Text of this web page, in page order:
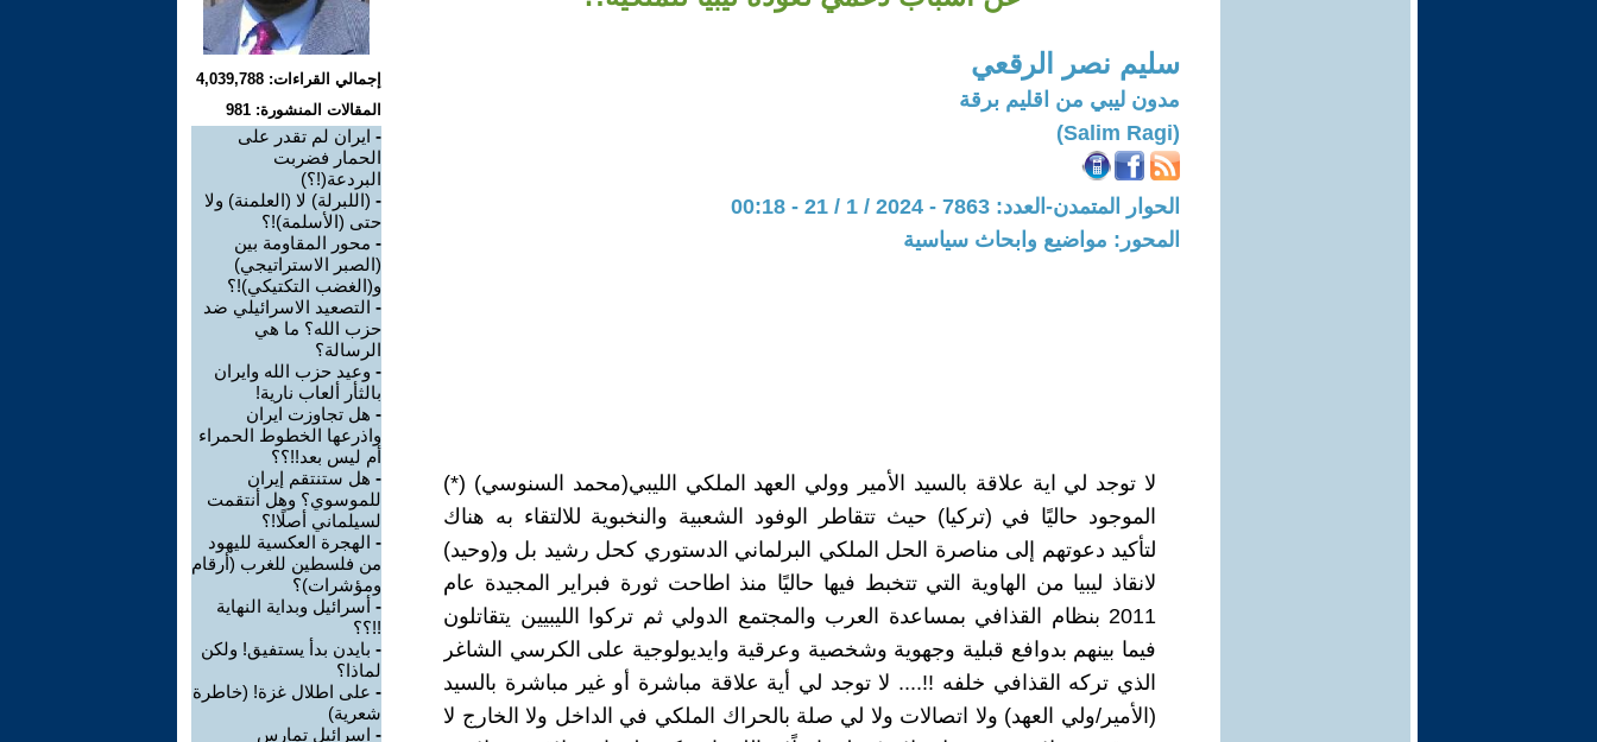
سليم نصر الرقعي
مدون ليبي من اقليم برقة
(Salim Ragi)
الحوار المتمدن-العدد: 7863 - 2024 / 1 / 21 - 00:18
المحور: مواضيع وابحاث سياسية
لا توجد لي اية علاقة بالسيد الأمير وولي العهد الملكي الليبي(محمد السنوسي) (*)
الموجود حاليًا في (تركيا) حيث تتقاطر الوفود الشعبية والنخبوية للالتقاء به هناك
لتأكيد دعوتهم إلى مناصرة الحل الملكي البرلماني الدستوري كحل رشيد بل و(وحيد)
لانقاذ ليبيا من الهاوية التي تتخبط فيها حاليًا منذ اطاحت ثورة فبراير المجيدة عام
2011 بنظام القذافي بمساعدة العرب والمجتمع الدولي ثم تركوا الليبيين يتقاتلون
فيما بينهم بدوافع قبلية وجهوية وشخصية وعرقية وايديولوجية على الكرسي الشاغر
الذي تركه القذافي خلفه !!.... لا توجد لي أية علاقة مباشرة أو غير مباشرة بالسيد
(الأمير/ولي العهد) ولا اتصالات ولا لي صلة بالحراك الملكي في الداخل ولا الخارج لا
إجمالي القراءات: 4,039,788
المقالات المنشورة: 981
- ايران لم تقدر على
الحمار فضربت
البردعة(!؟)
- (اللبرلة) لا (العلمنة) ولا
حتى (الأسلمة)!؟
- محور المقاومة بين
(الصبر الاستراتيجي)
و(الغضب التكتيكي)!؟
- التصعيد الاسرائيلي ضد
حزب الله؟ ما هي
الرسالة؟
- وعيد حزب الله وايران
بالثأر ألعاب نارية!
- هل تجاوزت ايران
واذرعها الخطوط الحمراء
أم ليس بعد!!؟؟
- هل ستنتقم إيران
للموسوي؟ وهل أنتقمت
لسيلماني أصلًا!؟
- الهجرة العكسية لليهود
من فلسطين للغرب (أرقام
ومؤشرات)؟
- أسرائيل وبداية النهاية
!!؟؟
- بايدن بدأ يستفيق! ولكن
لماذا؟
- على اطلال غزة! (خاطرة
شعرية)
- اسرائيل تمارس